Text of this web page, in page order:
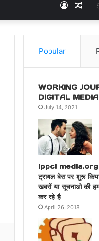
Log
In
Popular
WORKING
DIGITAL
July 14, 2021
ippci media.org
ट्रायल बेस पर शुरू
खबरों या सूचनाओ की
कर रहे है
April 26, 2018